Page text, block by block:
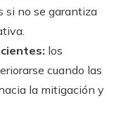
si no se garantiza
los
cuando las
la mitigación y